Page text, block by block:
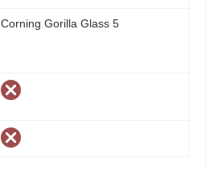
Corning Gorilla Glass 5